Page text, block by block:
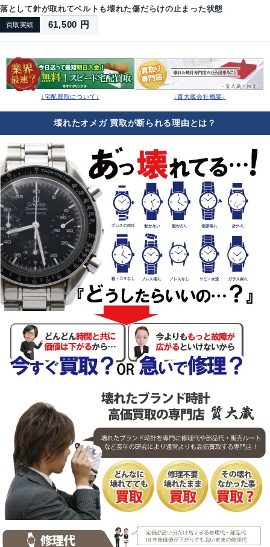
落として針が取れてベルトも壊れた傷だらけの止まった状態
買取実績 61,500 円
↓宅配買取について↓ ↓質大蔵会社概要↓
壊れたオメガ 買取が断られる理由とは？